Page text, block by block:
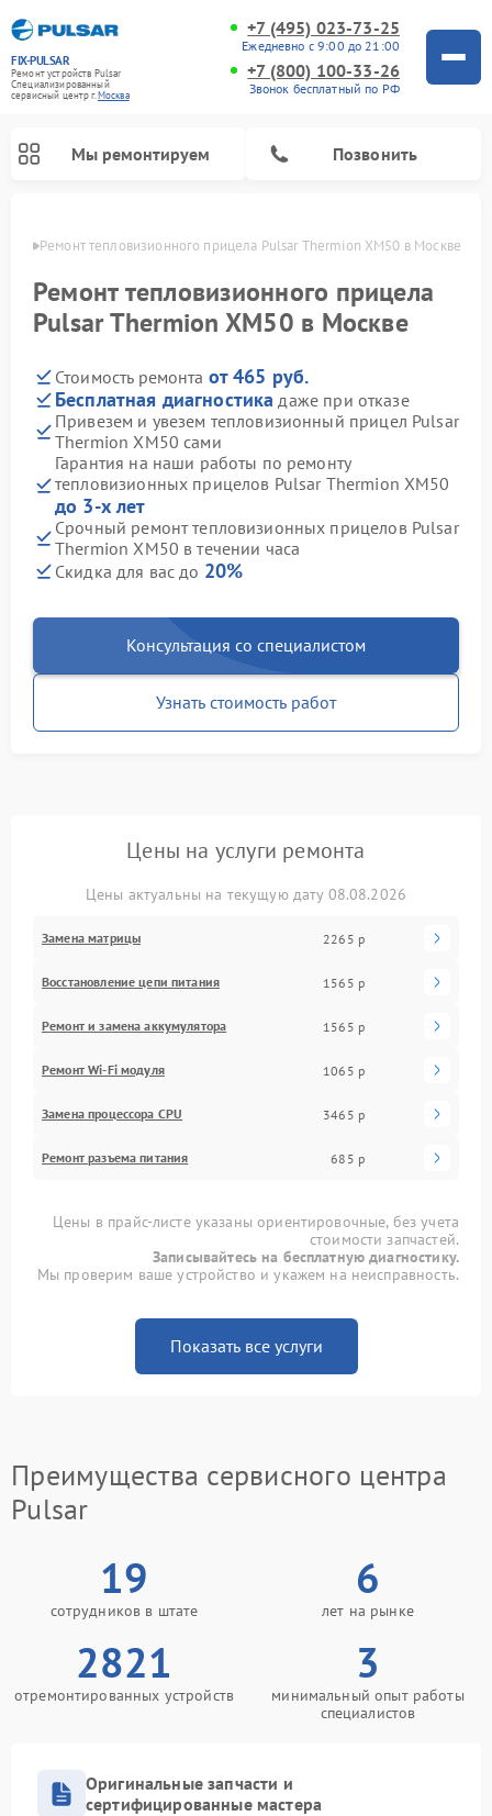
FIX-PULSAR
Ремонт устройств Pulsar
Специализированный
cервисный центр г.Москва
+7 (495) 023-73-25
Ежедневно с 9:00 до 21:00
+7 (800) 100-33-26
Звонок бесплатный по РФ
Мы ремонтируем Позвонить
Ремонт тепловизионного прицела Pulsar Thermion XM50 в Москве
Ремонт тепловизионного прицела
Pulsar Thermion XM50 в Москве
Стоимость ремонта от 465 руб.
Бесплатная диагностика даже при отказе
Привезем и увезем тепловизионный прицел Pulsar
Thermion XM50 сами
Гарантия на наши работы по ремонту
тепловизионных прицелов Pulsar Thermion XM50
до 3-х лет
Срочный ремонт тепловизионных прицелов Pulsar
Thermion XM50 в течении часа
Скидка для вас до 20%
Консультация со специалистом
Узнать стоимость работ
Цены на услуги ремонта
Цены актуальны на текущую дату 08.08.2026
Замена матрицы 2265 р
Восстановление цепи питания 1565 р
Ремонт и замена аккумулятора 1565 р
Ремонт Wi-Fi модуля 1065 р
Замена процессора CPU 3465 р
Ремонт разъема питания 685 р
Цены в прайс-листе указаны ориентировочные, без учета
стоимости запчастей.
Записывайтесь на бесплатную диагностику.
Мы проверим ваше устройство и укажем на неисправность.
Показать все услуги
Преимущества сервисного центра
Pulsar
19
сотрудников в штате
6
лет на рынке
2821
отремонтированных устройств
3
минимальный опыт работы
специалистов
Оригинальные запчасти и
сертифицированные мастера